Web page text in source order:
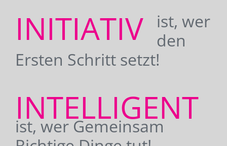
INITIATIV
ist, wer
den
Ersten Schritt setzt!
INTELLIGENT
ist, wer Gemeinsam